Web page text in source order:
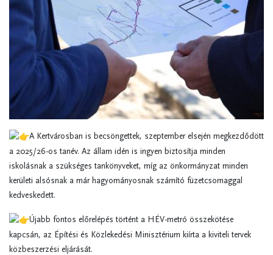
A Kertvárosban is becsöngettek, szeptember elsején megkezdődött
a 2025/26-os tanév. Az állam idén is ingyen biztosítja minden
iskolásnak a szükséges tankönyveket, míg az önkormányzat minden
kerületi alsósnak a már hagyományosnak számító füzetcsomaggal
kedveskedett.
Újabb fontos előrelépés történt a HÉV-metró összekötése
kapcsán, az Építési és Közlekedési Minisztérium kiírta a kiviteli tervek
közbeszerzési eljárását.